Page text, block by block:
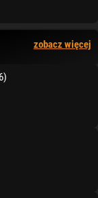
zobacz więcej